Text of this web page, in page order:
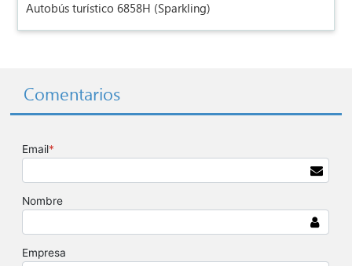
Autobús turístico 6858H (Sparkling)
Comentarios